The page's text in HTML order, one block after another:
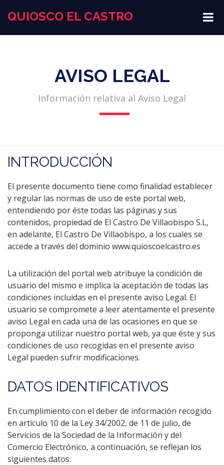
QUIOSCO EL CASTRO
AVISO LEGAL
Información relativa al Aviso Legal
INTRODUCCIÓN
El presente documento tiene como finalidad establecer
y regular las normas de uso de este portal web,
entendiendo por éste todas las páginas y sus
contenidos, propiedad de El Castro De Villaobispo S.L,
en adelante, El Castro De Villaobispo, a los cuales se
accede a través del dominio www.quioscoelcastro.es
La utilización del portal web atribuye la condición de
usuario del mismo e implica la aceptación de todas las
condiciones incluidas en el presente aviso Legal. El
usuario se compromete a leer atentamente el presente
aviso Legal en cada una de las ocasiones en que se
proponga utilizar nuestro portal web, ya que éste y sus
condiciones de uso recogidas en el presente aviso
Legal pueden sufrir modificaciones.
DATOS IDENTIFICATIVOS
En cumplimiento con el deber de información recogido
en artículo 10 de la Ley 34/2002, de 11 de julio, de
Servicios de la Sociedad de la Información y del
Comercio Electrónico, a continuación, se reflejan los
siguientes datos: